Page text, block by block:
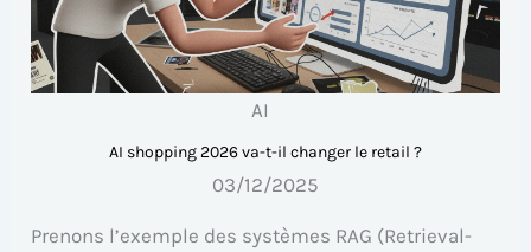
AI
AI shopping 2026 va-t-il changer le retail ?
03/12/2025
Prenons l’exemple des systèmes RAG (Retrieval-